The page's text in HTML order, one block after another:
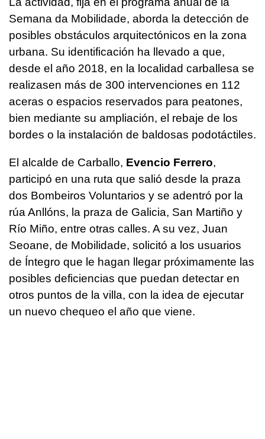
Semana da Mobilidade, aborda la detección de
posibles obstáculos arquitectónicos en la zona
urbana. Su identificación ha llevado a que,
desde el año 2018, en la localidad carballesa se
realizasen más de 300 intervenciones en 112
aceras o espacios reservados para peatones,
bien mediante su ampliación, el rebaje de los
bordes o la instalación de baldosas podotáctiles.
El alcalde de Carballo, Evencio Ferrero,
participó en una ruta que salió desde la praza
dos Bombeiros Voluntarios y se adentró por la
rúa Anllóns, la praza de Galicia, San Martiño y
Río Miño, entre otras calles. A su vez, Juan
Seoane, de Mobilidade, solicitó a los usuarios
de Íntegro que le hagan llegar próximamente las
posibles deficiencias que puedan detectar en
otros puntos de la villa, con la idea de ejecutar
un nuevo chequeo el año que viene.